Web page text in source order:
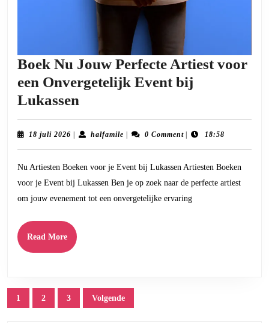
Boek Nu Jouw Perfecte Artiest voor
een Onvergetelijk Event bij
Lukassen
Nu
Jouw
Perfecte
Artiest
voor
18 juli 2026 18
halfamilehalfamile0 Comment 18:58
Nu Artiesten Boeken voor je Event bij Lukassen Artiesten Boeken
voor je Event bij Lukassen Ben je op zoek naar de perfecte artiest
om jouw evenement tot een onvergetelijke ervaring
Read MoreRead
More
Posts
pagination
1 2 3 Volgende